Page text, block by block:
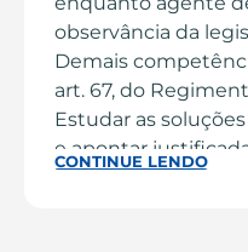
observância da
Demais
art. 67, do
Estudar as
e apontar
CONTINUE LENDO